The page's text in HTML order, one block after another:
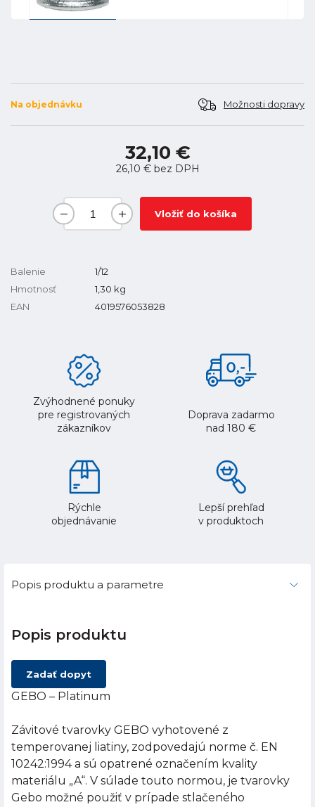
Na objednávku Možnosti dopravy
32,10 €
26,10 €bez DPH
Vložiť do košíka
Balenie
1/12
Hmotnosť
1,30 kg
EAN
4019576053828
Zvýhodnené ponuky
pre registrovaných
zákazníkov
Doprava zadarmo
nad 180 €
Rýchle
objednávanie
Lepší prehľad
v produktoch
Popis produktu a parametre
Popis produktu
Zadať dopyt
GEBO – Platinum
Závitové tvarovky GEBO vyhotovené z
temperovanej liatiny, zodpovedajú norme č. EN
10242:1994 a sú opatrené označením kvality
materiálu „A“. V súlade touto normou, je tvarovky
Gebo možné použiť v prípade stlačeného